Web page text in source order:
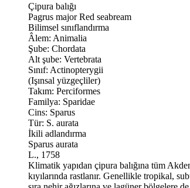
Çipura balığı
Pagrus major Red seabream
Bilimsel sınıflandırma
Âlem: Animalia
Şube: Chordata
Alt şube: Vertebrata
Sınıf: Actinopterygii
(Işınsal yüzgeçliler)
Takım: Perciformes
Familya: Sparidae
Cins: Sparus
Tür: S. aurata
İkili adlandırma
Sparus aurata
L., 1758
Klimatik yapıdan çipura balığına tüm
kıyılarında rastlanır. Genellikle tropikal,